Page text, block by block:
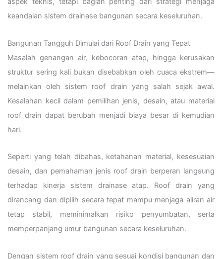
keandalan sistem drainase bangunan secara keseluruhan.
Bangunan Tangguh Dimulai dari Roof Drain yang Tepat
Masalah genangan air, kebocoran atap, hingga kerusakan
struktur sering kali bukan disebabkan oleh cuaca ekstrem—
melainkan oleh sistem roof drain yang salah sejak awal.
Kesalahan kecil dalam pemilihan jenis, desain, atau material
roof drain dapat berubah menjadi biaya besar di kemudian
hari.
Seperti yang telah dibahas, ketahanan material, kesesuaian
desain, dan pemahaman jenis roof drain berperan langsung
terhadap kinerja sistem drainase atap. Roof drain yang
dirancang dan dipilih secara tepat mampu menjaga aliran air
tetap stabil, meminimalkan risiko penyumbatan, serta
memperpanjang umur bangunan secara keseluruhan.
Dengan sistem roof drain yang sesuai kondisi bangunan dan